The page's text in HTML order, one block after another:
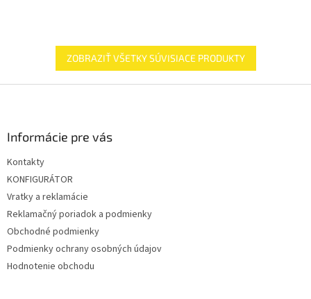
ZOBRAZIŤ VŠETKY SÚVISIACE PRODUKTY
Informácie pre vás
Kontakty
KONFIGURÁTOR
Vratky a reklamácie
Reklamačný poriadok a podmienky
Obchodné podmienky
Podmienky ochrany osobných údajov
Hodnotenie obchodu